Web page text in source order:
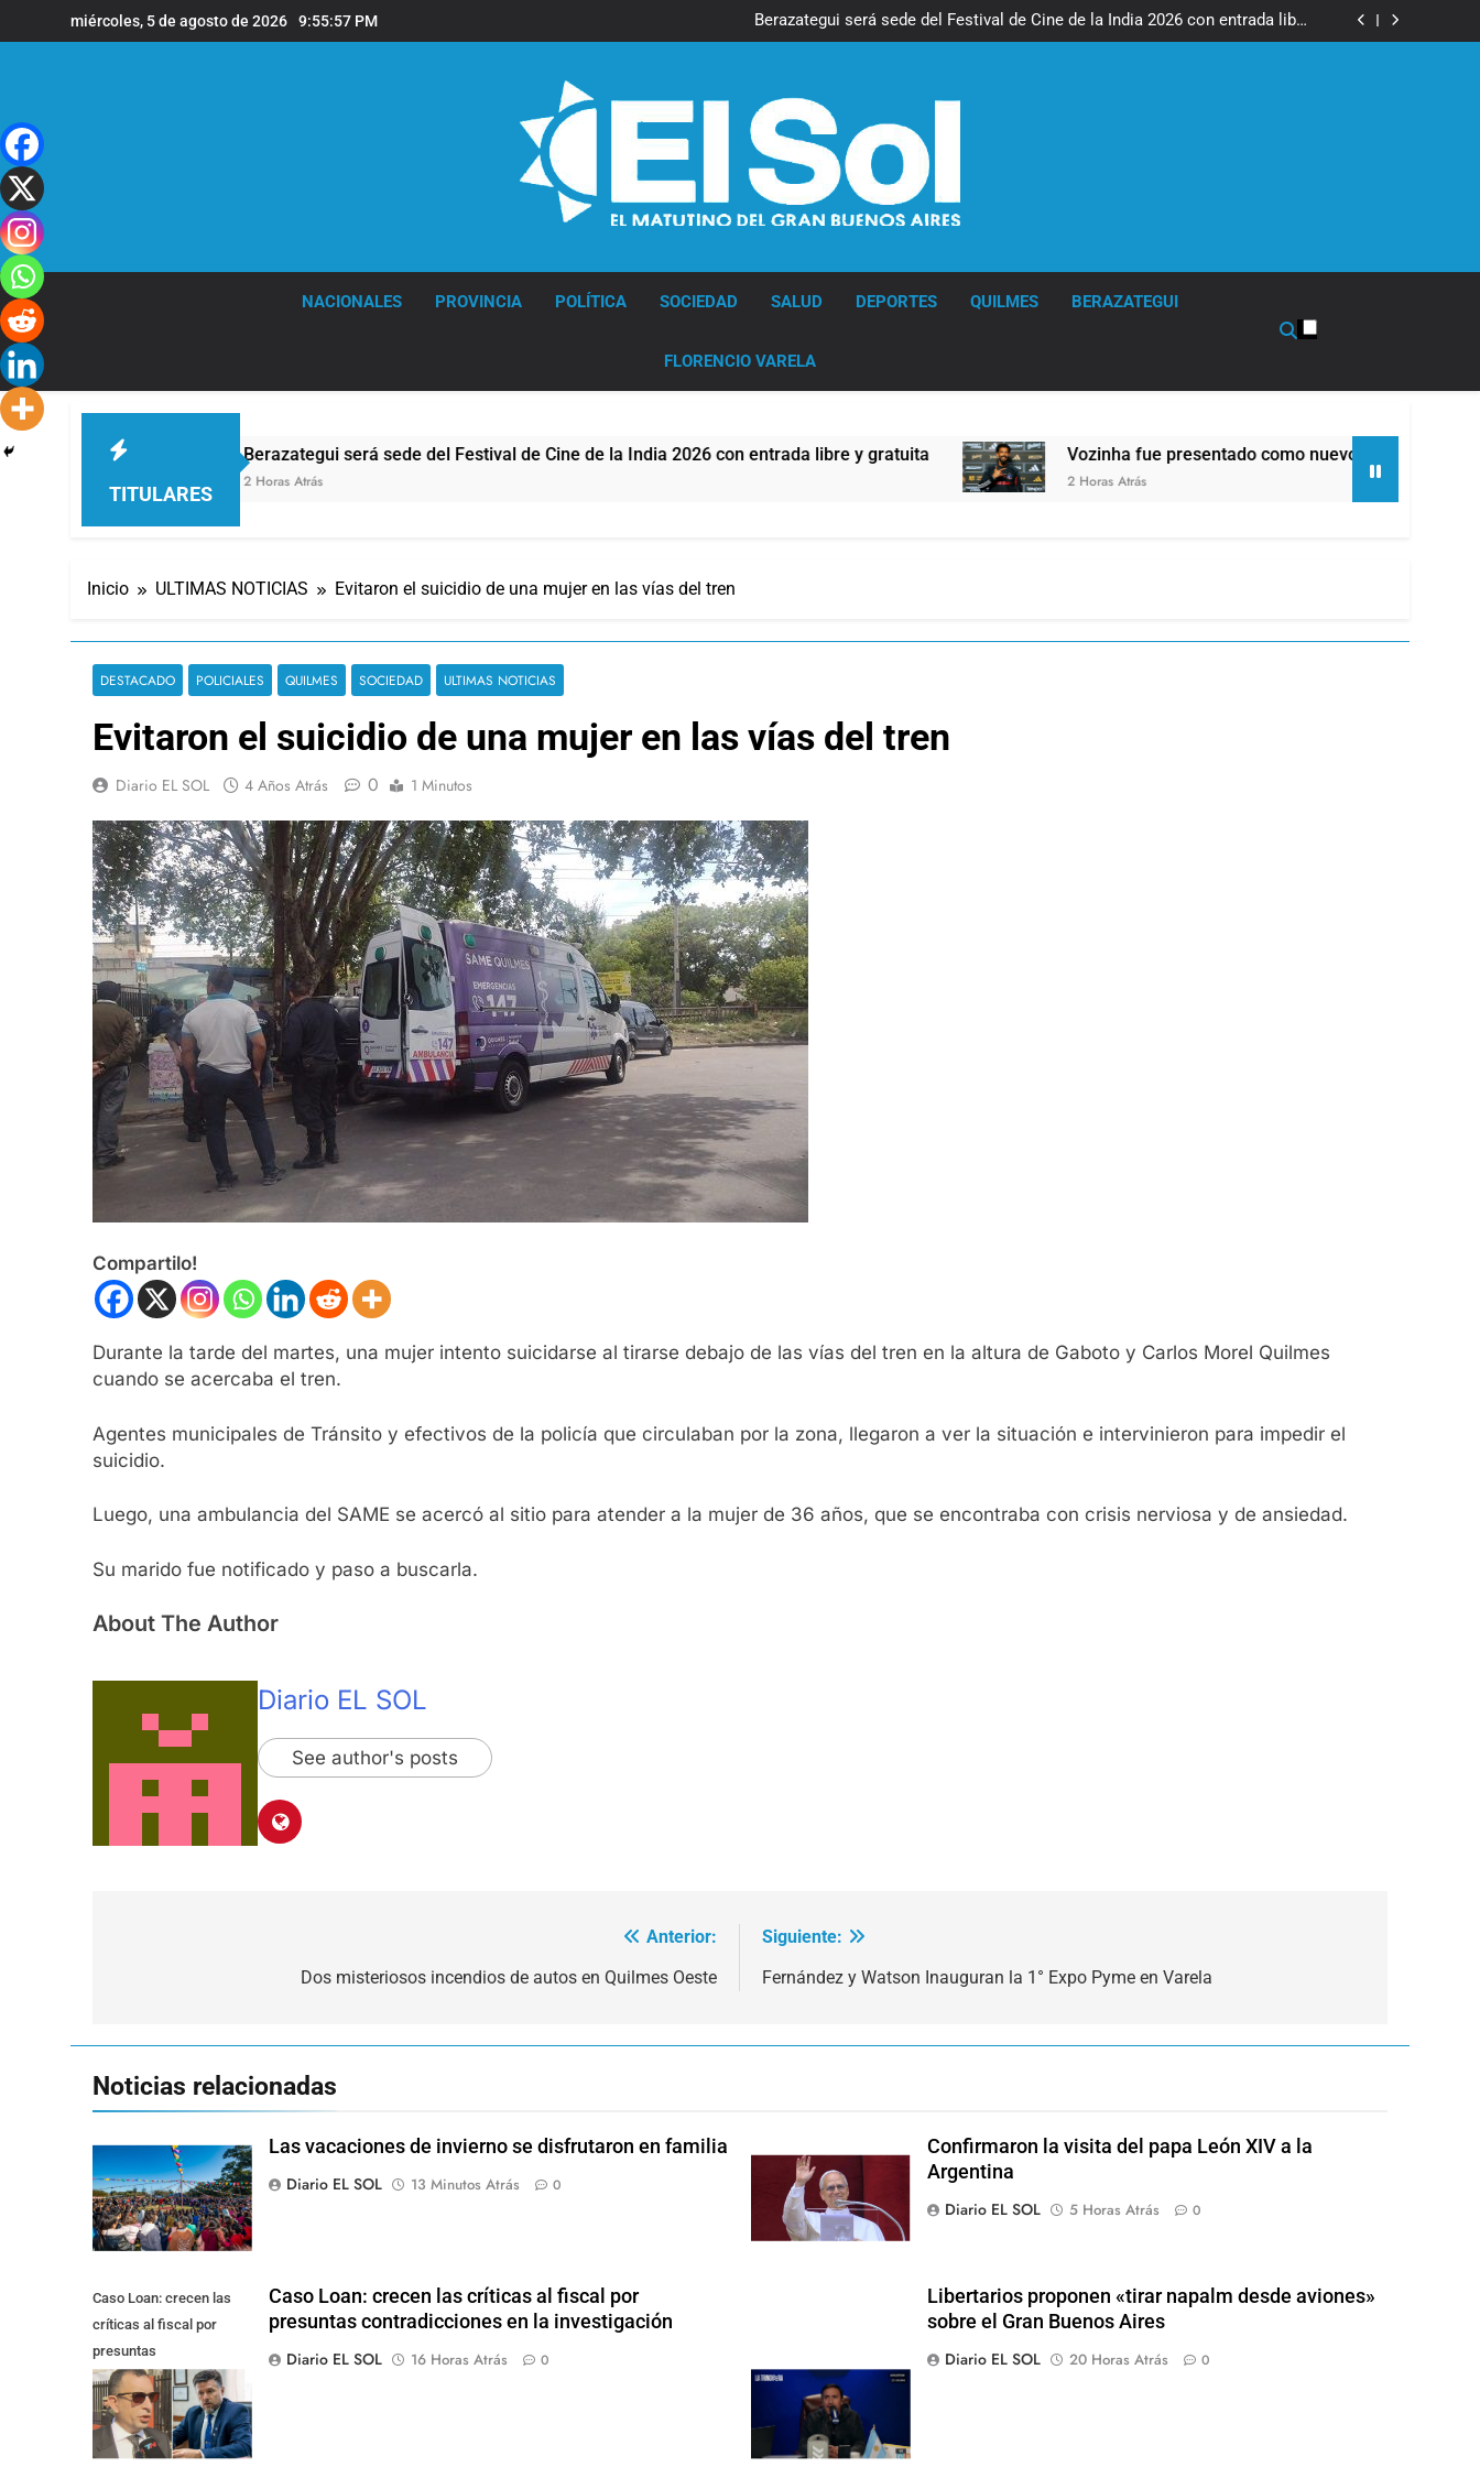
al
miércoles, 5 de agosto de 2026 9:55:58 PM
Berazategui será sede del Festival de Cine de la India 2026 con entrada libre
y gratuita
Vozinha fue presentado como nuevo refuerzo de Colo Colo y promete dar
Berazategui será sede del Festival de Cine de la India 2026 con entrada libre
Vozinha fue presentado como nuevo refuerzo de Colo Colo y promete dar
Los bonos y ADR argentinos cerraron en baja y el riesgo país volvió a subir
NACIONALES PROVINCIA POLÍTICA SOCIEDAD SALUD DEPORTES QUILMES BERAZATEGUI
FLORENCIO VARELA
TITULARES
Berazategui será sede del Festival de Cine de la India 2026 con entrada libre y gratuita
2 Horas Atrás
Vozinha fue presentado como nuevo refuerzo de Colo Colo y
2 Horas Atrás
Inicio ULTIMAS NOTICIAS Evitaron el suicidio de una mujer en las vías del tren
DESTACADO POLICIALES QUILMES SOCIEDAD ULTIMAS NOTICIAS
Evitaron el suicidio de una mujer en las vías del tren
Diario EL SOL 4 Años Atrás 0 1 Minutos
Compartilo!
Durante la tarde del martes, una mujer intento suicidarse al tirarse debajo de las vías del tren en la altura de Gaboto y Carlos Morel Quilmes
cuando se acercaba el tren.
Agentes municipales de Tránsito y efectivos de la policía que circulaban por la zona, llegaron a ver la situación e intervinieron para impedir el
suicidio.
Luego, una ambulancia del SAME se acercó al sitio para atender a la mujer de 36 años, que se encontraba con crisis nerviosa y de ansiedad.
Su marido fue notificado y paso a buscarla.
About The Author
Diario EL SOL
See author's posts
Anterior:
Dos misteriosos incendios de autos en Quilmes Oeste
Siguiente:
Fernández y Watson Inauguran la 1° Expo Pyme en Varela
Noticias relacionadas
Las vacaciones de invierno se disfrutaron en familia
Diario EL SOL
13 Minutos Atrás 0
Confirmaron la visita del papa León XIV a la
Argentina
Diario EL SOL
5 Horas Atrás 0
Caso Loan: crecen las
críticas al fiscal por
presuntas
contradicciones en la
investigación
Caso Loan: crecen las críticas al fiscal por
presuntas contradicciones en la investigación
Diario EL SOL
16 Horas Atrás 0
Libertarios proponen «tirar napalm desde aviones»
sobre el Gran Buenos Aires
Diario EL SOL
20 Horas Atrás 0